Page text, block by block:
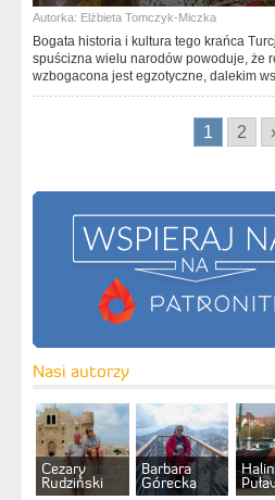
Autorka: Elżbieta Tomczyk-Miczka
Bogata historia i kultura tego krańca
spuścizna wielu narodów powoduje, że
wzbogacona jest egzotyczne, dalekim
1 2
Nasi autorzy
Cezary
Rudziński
Barbara
Górecka